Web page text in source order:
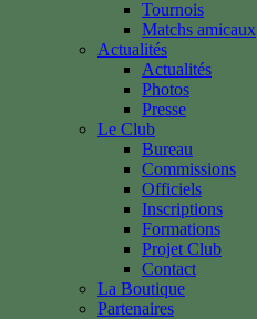
Tournois
Matchs amicaux
Actualités
Actualités
Photos
Presse
Le Club
Bureau
Commissions
Officiels
Inscriptions
Formations
Projet Club
Contact
La Boutique
Partenaires